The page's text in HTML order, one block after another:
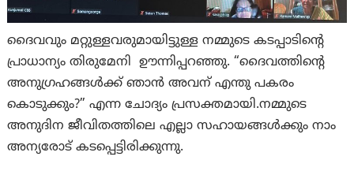
ദൈവവും മറ്റുള്ളവരുമായിട്ടുള്ള നമ്മുടെ കടപ്പാടിന്റെ
പ്രാധാന്യം തിരുമേനി ഊന്നിപ്പറഞ്ഞു. “ദൈവത്തിന്റെ
അനുഗ്രഹങ്ങൾക്ക് ഞാൻ അവന് എന്തു പകരം
കൊടുക്കും?” എന്ന ചോദ്യം പ്രസക്തമായി.നമ്മുടെ
അനുദിന ജീവിതത്തിലെ എല്ലാ സഹായങ്ങൾക്കും നാം
അന്യരോട് കടപ്പെട്ടിരിക്കുന്നു.